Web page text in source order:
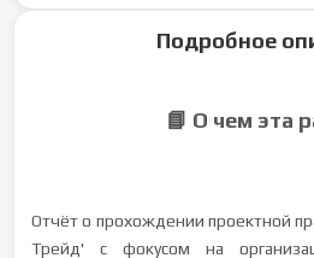
Подробное
📘 О чем эта
Отчёт о прохождении проектной
Трейд' с фокусом на